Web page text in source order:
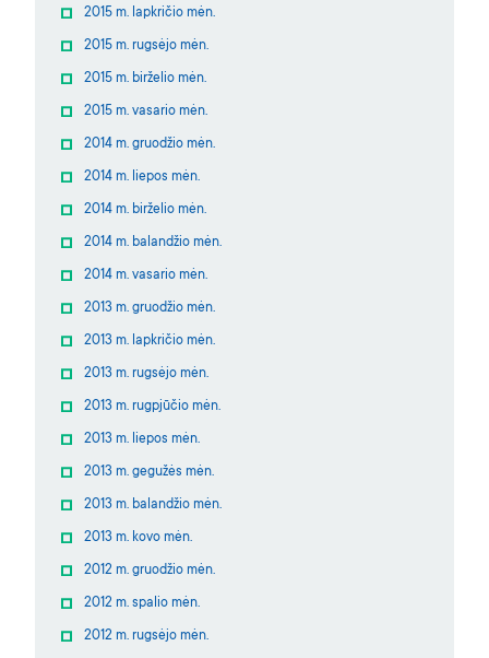
2015 m. lapkričio mėn.
2015 m. rugsėjo mėn.
2015 m. birželio mėn.
2015 m. vasario mėn.
2014 m. gruodžio mėn.
2014 m. liepos mėn.
2014 m. birželio mėn.
2014 m. balandžio mėn.
2014 m. vasario mėn.
2013 m. gruodžio mėn.
2013 m. lapkričio mėn.
2013 m. rugsėjo mėn.
2013 m. rugpjūčio mėn.
2013 m. liepos mėn.
2013 m. gegužės mėn.
2013 m. balandžio mėn.
2013 m. kovo mėn.
2012 m. gruodžio mėn.
2012 m. spalio mėn.
2012 m. rugsėjo mėn.